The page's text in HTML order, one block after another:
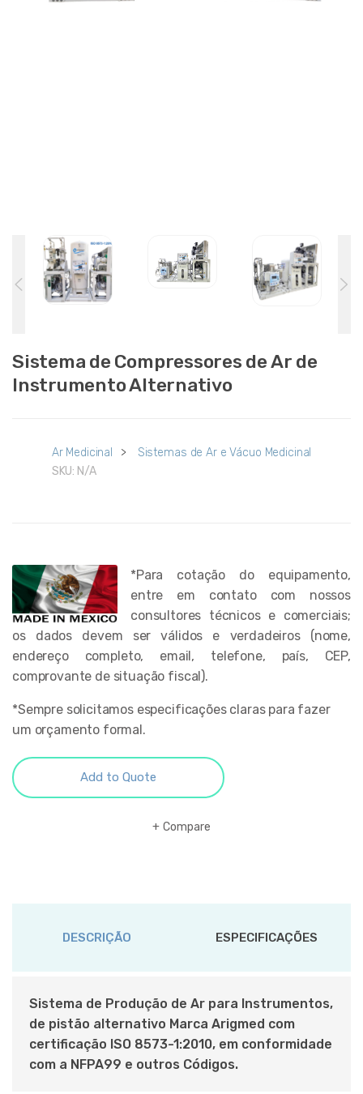
Sistema de Compressores de Ar de
Instrumento Alternativo
Ar Medicinal >
Sistemas de Ar e Vácuo Medicinal
SKU: N/A
*Para cotação do equipamento,
entre em contato com nossos
consultores técnicos e comerciais;
os dados devem ser válidos e verdadeiros (nome,
endereço completo, email, telefone, país, CEP,
comprovante de situação fiscal).
*Sempre solicitamos especificações claras para fazer
um orçamento formal.
Add to Quote
Compare
DESCRIÇÃO ESPECIFICAÇÕES
Sistema de Produção de Ar para Instrumentos,
de pistão alternativo Marca Arigmed com
certificação ISO 8573-1:2010, em conformidade
com a NFPA99 e outros Códigos.